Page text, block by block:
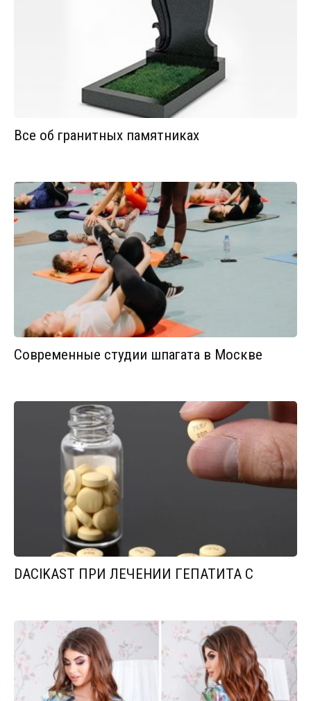
Все об гранитных памятниках
Современные студии шпагата в Москве
DACIKAST ПРИ ЛЕЧЕНИИ ГЕПАТИТА С